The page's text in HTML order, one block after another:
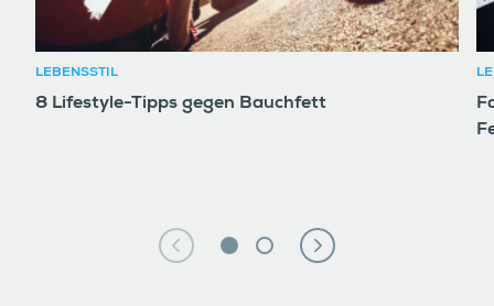
LEBENSSTIL
8 Lifestyle-Tipps gegen Bauchfett